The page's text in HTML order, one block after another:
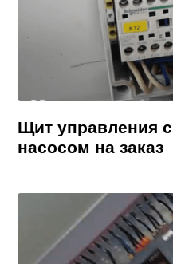
Щит управления
насосом на заказ